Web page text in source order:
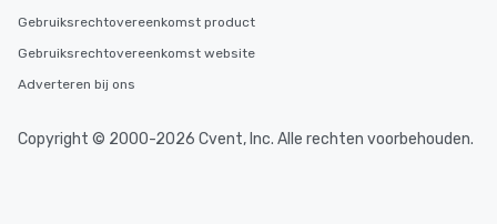
Gebruiksrechtovereenkomst product
Gebruiksrechtovereenkomst website
Adverteren bij ons
Copyright © 2000-2026 Cvent, Inc. Alle rechten voorbehouden.